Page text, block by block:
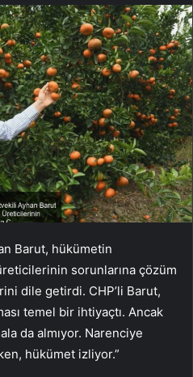
Barut, hükümetin
sorunlarına çözüm
dile getirdi. CHP’li Barut,
temel bir ihtiyaçtı. Ancak
da almıyor. Narenciye
hükümet izliyor.”